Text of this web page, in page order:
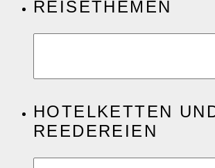
REISETHEMEN
HOTELKETTEN
REEDEREIEN